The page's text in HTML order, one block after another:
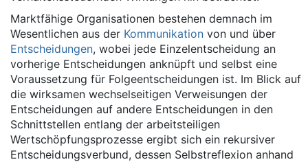
Marktfähige Organisationen bestehen demnach im
Wesentlichen aus der Kommunikation von und über
Entscheidungen, wobei jede Einzelentscheidung an
vorherige Entscheidungen anknüpft und selbst eine
Voraussetzung für Folgeentscheidungen ist. Im Blick auf
die wirksamen wechselseitigen Verweisungen der
Entscheidungen auf andere Entscheidungen in den
Schnittstellen entlang der arbeitsteiligen
Wertschöpfungsprozesse ergibt sich ein rekursiver
Entscheidungsverbund, dessen Selbstreflexion anhand